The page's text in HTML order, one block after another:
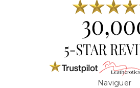
Naviguer